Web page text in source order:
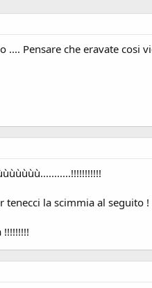
.... Pensare che eravate
la scimmia al seguito !